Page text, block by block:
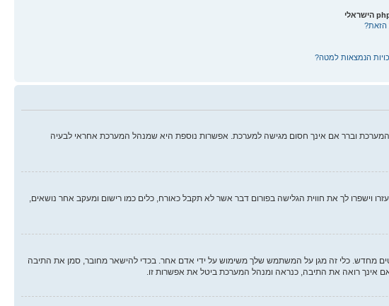
הזאת?
הנמצאות למטה?
וברר אם אינך חסום מגישה למערכת. אפשרות נוספת היא שמנהל המערכת אחראי לבעיה
וישפרו לך את חווית הגלישה בפורום דבר אשר לא תקבל כאורח, כלים כמו רישום ומעקב אחר נושאים,
כלי זה מגן על המשתמש שלך משימוש על ידי אדם אחר. בכדי להישאר מחובר, סמן את התיבה
אינך רואה את התיבה, כנראה ומנהל המערכת ביטל את אפשרות זו.